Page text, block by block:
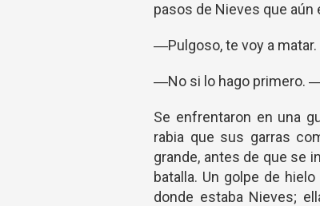
pasos de Nieves que aún
―Pulgoso, te voy a
―No si lo hago primero.
Se enfrentaron en una
rabia que sus garras
grande, antes de que se
batalla. Un golpe de
donde estaba Nieves;